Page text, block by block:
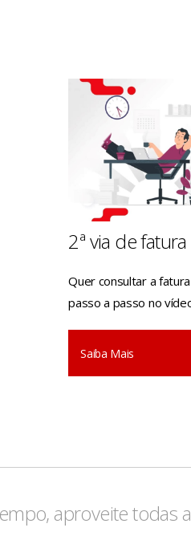
2ª via de
Quer consultar a
passo a passo no
Saiba Mais
aproveite todas